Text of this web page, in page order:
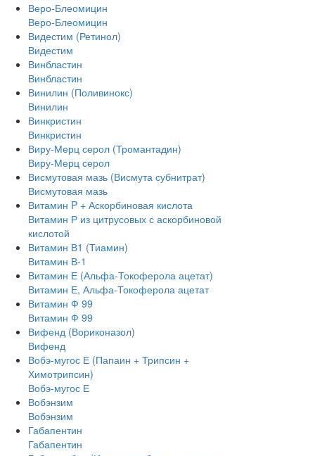
Веро-Блеомицин
Веро-Блеомицин
Видестим (Ретинол)
Видестим
Винбластин
Винбластин
Винилин (Поливинокс)
Винилин
Винкристин
Винкристин
Виру-Мерц серол (Тромантадин)
Виру-Мерц серол
Висмутовая мазь (Висмута субнитрат)
Висмутовая мазь
Витамин P + Аскорбиновая кислота
Витамин Р из цитрусовых с аскорбиновой
кислотой
Витамин В1 (Тиамин)
Витамин В-1
Витамин Е (Альфа-Токоферола ацетат)
Витамин Е, Альфа-Токоферола ацетат
Витамин Ф 99
Витамин Ф 99
Вифенд (Вориконазол)
Вифенд
Вобэ-мугос Е (Папаин + Трипсин +
Химотрипсин)
Вобэ-мугос Е
Вобэнзим
Вобэнзим
Габапентин
Габапентин